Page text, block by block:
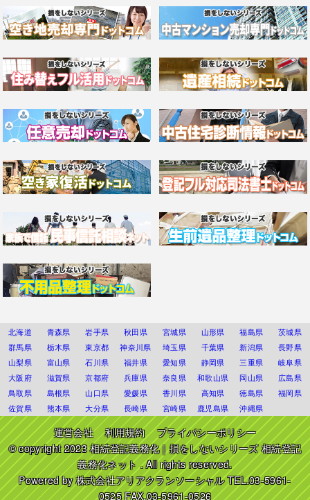
北海道 青森県 岩手県 秋田県 宮城県 山形県 福島県
茨城県
群馬県
栃木県 東京都 神奈川県 埼玉県 千葉県 新潟県
長野県
山梨県
富山県 石川県 福井県 愛知県 静岡県 三重県
岐阜県
大阪府
滋賀県 京都府 兵庫県 奈良県 和歌山県 岡山県
広島県
鳥取県
島根県 山口県 愛媛県 香川県 高知県 徳島県
福岡県
佐賀県
熊本県 大分県 長崎県 宮崎県 鹿児島県 沖縄県
運営会社 利用規約
プライバシーポリシー
© copyright 2023相続登記義務化｜損をしないシリーズ 相続登記
義務化ネット. All rights reserved.
Powered by株式会社アリアクランソーシャルTEL.03-5961-
0525 FAX.03-5961-0526